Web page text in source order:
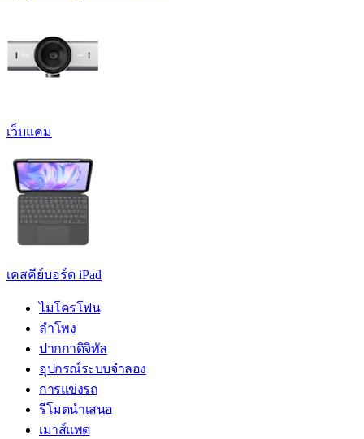
เว็บแคม
เคสคีย์บอร์ด iPad
ไมโครโฟน
ลำโพง
ปากกาดิจิทัล
อุปกรณ์ระบบจำลอง
การแข่งรถ
รีโมตนำเสนอ
เมาส์แพด